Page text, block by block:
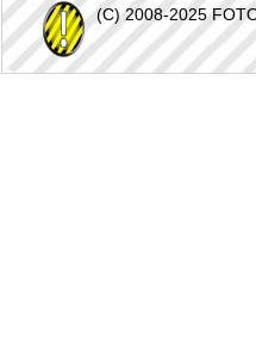
(C) 2008-2025